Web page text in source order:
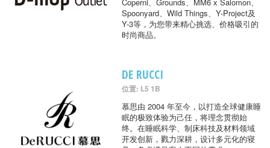
Spoonyard、Wild Things、Y-Project及
Y-3等，为您带来精心挑选、价格吸引的
时尚商品。
DE RUCCI
位置: L5 1B
慕思由 2004 年至今，以打造全球健康睡
眠的极致体验为己任，将理念贯彻始
终。在睡眠科学、制床科技及材料领域
开发创新，戮力深耕，设计多元化的寝